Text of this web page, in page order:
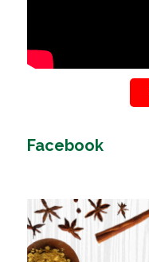
Facebook